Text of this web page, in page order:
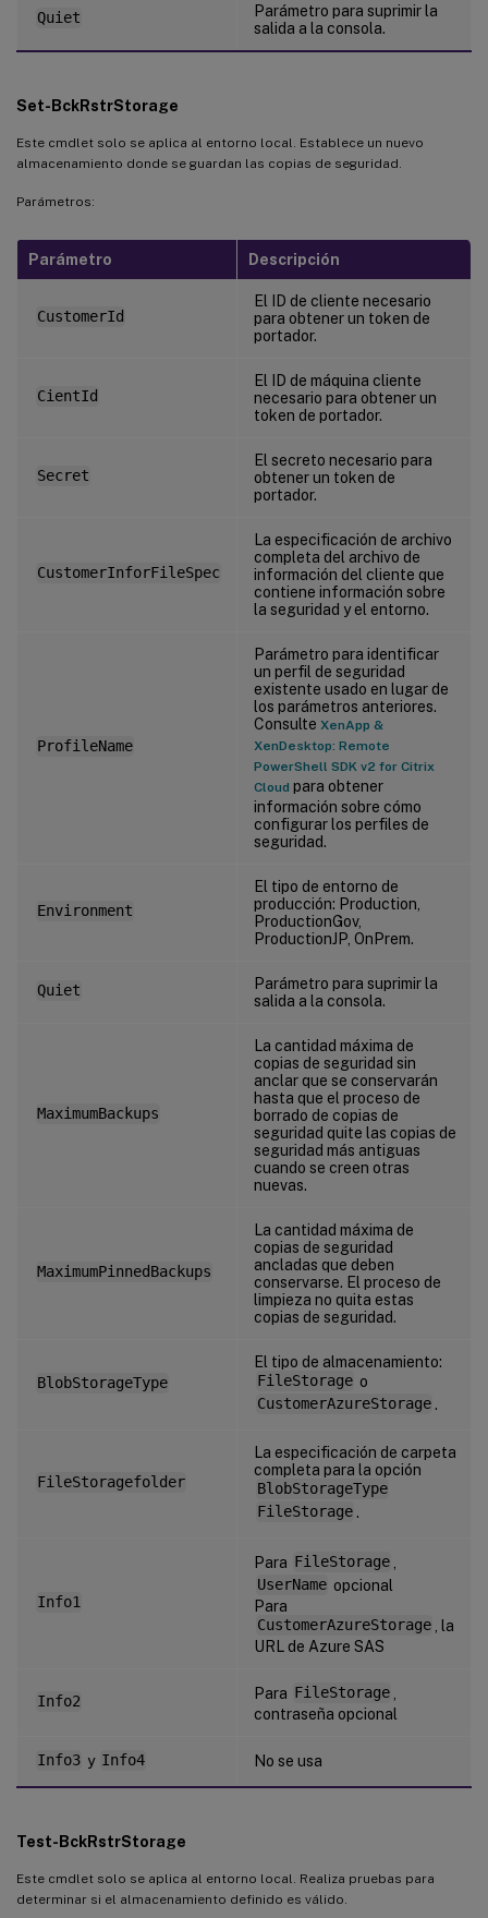
Quiet
Parámetro para suprimir la
salida a la consola.
Set-BckRstrStorage
Este cmdlet solo se aplica al entorno local. Establece un nuevo
almacenamiento donde se guardan las copias de seguridad.
Parámetros:
Parámetro Descripción
CustomerId
El ID de cliente necesario
para obtener un token de
portador.
CientId
El ID de máquina cliente
necesario para obtener un
token de portador.
Secret
El secreto necesario para
obtener un token de
portador.
CustomerInforFileSpec
La especificación de archivo
completa del archivo de
información del cliente que
contiene información sobre
la seguridad y el entorno.
ProfileName
Parámetro para identificar
un perfil de seguridad
existente usado en lugar de
los parámetros anteriores.
Consulte XenApp &
XenDesktop: Remote
PowerShell SDK v2 for Citrix
Cloud para obtener
información sobre cómo
configurar los perfiles de
seguridad.
Environment
El tipo de entorno de
producción: Production,
ProductionGov,
ProductionJP, OnPrem.
Quiet
Parámetro para suprimir la
salida a la consola.
MaximumBackups
La cantidad máxima de
copias de seguridad sin
anclar que se conservarán
hasta que el proceso de
borrado de copias de
seguridad quite las copias de
seguridad más antiguas
cuando se creen otras
nuevas.
MaximumPinnedBackups
La cantidad máxima de
copias de seguridad
ancladas que deben
conservarse. El proceso de
limpieza no quita estas
copias de seguridad.
BlobStorageType
El tipo de almacenamiento:
FileStorage o
CustomerAzureStorage.
FileStoragefolder
La especificación de carpeta
completa para la opción
BlobStorageType
FileStorage.
Info1
Para FileStorage
UserName opcional
Para
CustomerAzureStorage
, la
URL de Azure SAS
Info2 Para FileStorage
contraseña opcional
Info3 y Info4 No se usa
Test-BckRstrStorage
Este cmdlet solo se aplica al entorno local. Realiza pruebas para
determinar si el almacenamiento definido es válido.